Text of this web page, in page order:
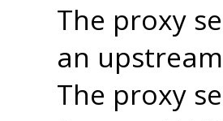
The proxy
an
The proxy